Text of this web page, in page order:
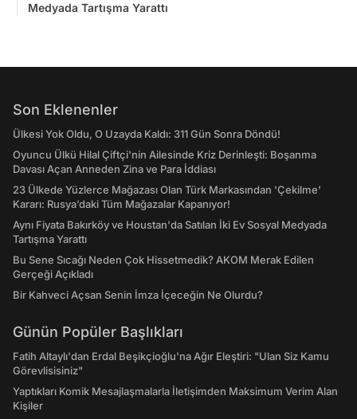
Medyada Tartışma Yarattı
Son Eklenenler
Ülkesi Yok Oldu, O Uzayda Kaldı: 311 Gün Sonra Döndü!
Oyuncu Ülkü Hilal Çiftçi'nin Ailesinde Kriz Derinleşti: Boşanma
Davası Açan Anneden Zina ve Para İddiası
23 Ülkede Yüzlerce Mağazası Olan Türk Markasından 'Çekilme'
Kararı: Rusya’daki Tüm Mağazalar Kapanıyor!
Aynı Fiyata Bakırköy ve Houstan'da Satılan İki Ev Sosyal Medyada
Tartışma Yarattı
Bu Sene Sıcağı Neden Çok Hissetmedik? AKOM Merak Edilen
Gerçeği Açıkladı
Bir Kahveci Açsan Senin İmza İçeceğin Ne Olurdu?
Günün Popüler Başlıkları
Fatih Altaylı'dan Erdal Beşikçioğlu'na Ağır Eleştiri: "Ulan Siz Kamu
Görevlisisiniz"
Yaptıkları Komik Mesajlaşmalarla İletişimden Maksimum Verim Alan
Kişiler